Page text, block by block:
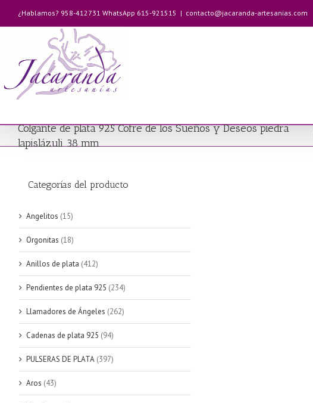
contenido
¿Hablamos? 958-412731 WhatsApp 615-921515 | contacto@jacaranda-artesanias.com
Colgante de plata 925 Cofre de los Sueños y Deseos piedra
lapislázuli 38 mm
Categorías del producto
Angelitos (15)
Orgonitas (18)
Anillos de plata (412)
Pendientes de plata 925 (234)
Llamadores de Ángeles (262)
Cadenas de plata 925 (94)
PULSERAS DE PLATA (397)
Aros (43)